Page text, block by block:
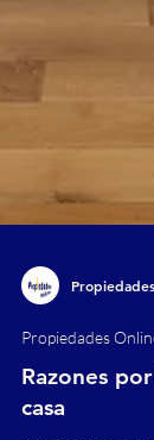
Propiedades
Propiedades
Razones